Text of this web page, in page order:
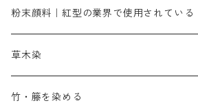
橙色系
補助薬品
赤色
染色に必要な薬品
アルカリ剤
補助薬品
ネオカラー（色）
内容量：100g
内容量：500g
バィンダー（定着剤）
増粘剤
粉末顔料｜紅型の業界で使用されている
赤色系
本洋紅
黄色系
草木染
植物染料
竹・籐を染める